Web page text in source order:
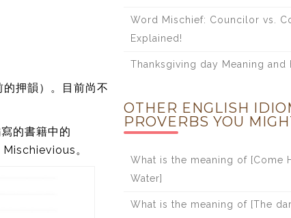
押韻）。目前尚不
的書籍中的
。
Word Mischief: Councilor vs.
Explained!
Thanksgiving day Meaning and
OTHER ENGLISH
PROVERBS YOU
What is the meaning of [Come
Water]
What is the meaning of [The